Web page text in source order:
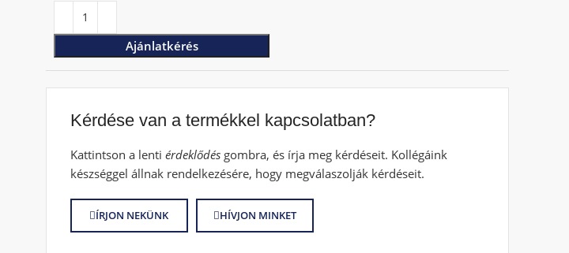
Ajánlatkérés
Kérdése van a termékkel kapcsolatban?
Kattintson a lenti érdeklődés gombra, és írja meg kérdéseit. Kollégáink
készséggel állnak rendelkezésére, hogy megválaszolják kérdéseit.
ÍRJON NEKÜNK HÍVJON MINKET